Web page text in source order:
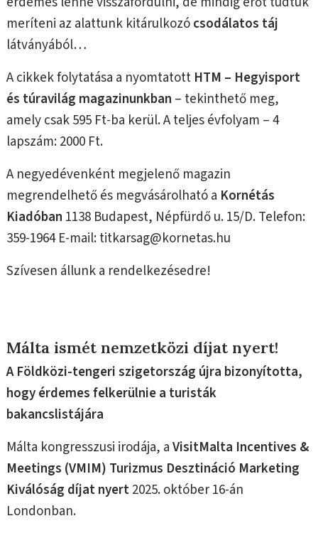
meríteni az alattunk kitárulkozócsodálatos táj
látványából…
A cikkek folytatása a nyomtatott HTM – Hegyisport
és túravilág magazinunkban – tekinthető meg,
amely csak 595 Ft-ba kerül. A teljes évfolyam – 4
lapszám: 2000 Ft.
A negyedévenként megjelenő magazin
megrendelhető és megvásárolható a Kornétás
Kiadóban 1138 Budapest, Népfürdő u. 15/D. Telefon:
359-1964 E-mail: titkarsag@kornetas.hu
Szívesen állunk a rendelkezésedre!
Málta ismét nemzetközi díjat nyert!
A Földközi-tengeri szigetország újra bizonyította,
hogy érdemes felkerülnie a turisták
bakancslistájára
Málta kongresszusi irodája, aVisitMalta Incentives &
Meetings (VMIM) Turizmus Desztináció Marketing
Kiválóság díjatnyert2025. október 16-án
Londonban.